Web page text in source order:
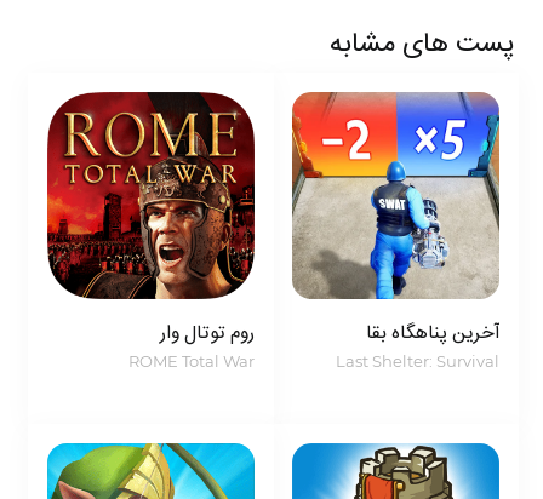
فوتبال / فوتبال را به رخ بکشید و دو گل قبل از تیم دیگر به
ثمر برسانید. در اینجا هیچ کارت قرمز وجود ندارد.
برای بدست آوردن ستاره ها مخالفان را بیرون بیاورید ، اما
اجازه ندهید شما را انتخاب کنند. تیمی که بیشترین ستاره
را دارد در این مسابقه برنده می شود!
از تیم ایمن خود محافظت کنید و سعی کنید حریفان خود را
باز کنید. برای دزدکی حرکت کردن ، انفجار و روشن کردن راه
خود به گنجینه دشمن ، به نقشه بروید.
رویدادهای ویژه: حالت های ویژه PvE و PvP با مدت زمان
چالش با مسابقات مقدماتی درون بازی به صحنه ورزش
های Brawl Stars بپیوندید!
پست های مشابه
آخرین پناهگاه بقا
Last Shelter: Survival
روم توتال وار
ROME Total War